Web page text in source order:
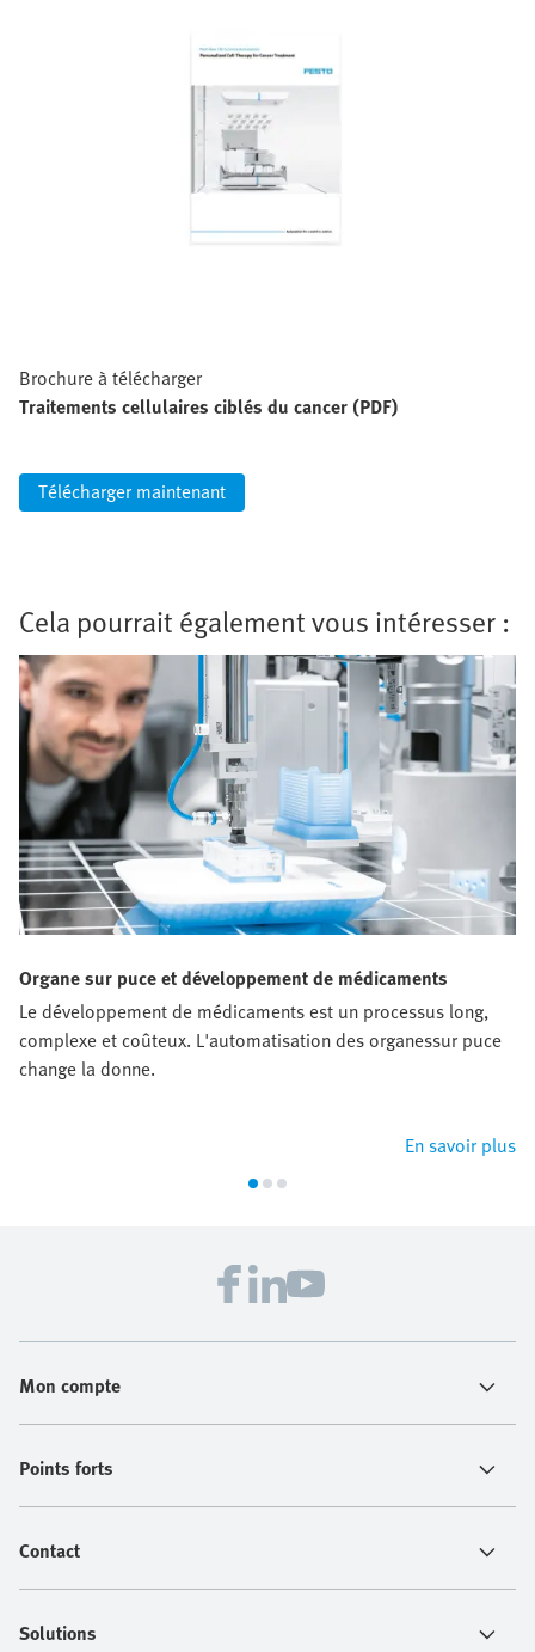
Brochure à télécharger
Traitements cellulaires ciblés du cancer (PDF)
Télécharger maintenant
Cela pourrait également vous intéresser :
Organe sur puce et développement de médicaments
Le développement de médicaments est un processus long,
complexe et coûteux. L'automatisation des organessur puce
change la donne.
En savoir plus
Mon compte
Points forts
Contact
Solutions